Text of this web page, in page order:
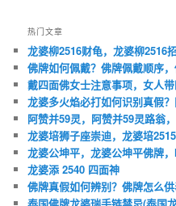
热门文章
龙婆柳2516财龟，龙婆柳2516
佛牌如何佩戴？佛牌佩戴顺序
戴四面佛女士注意事项，女人
龙婆多火焰必打如何识别真假
阿赞并59灵，阿赞并59灵路翁
龙婆培狮子座崇迪，龙婆培
龙婆公坤平，龙婆公坤平佛牌
龙婆添 2540 四面神
佛牌真假如何辨别？佛牌怎么
泰国佛牌龙婆瑞手链禁忌(泰国